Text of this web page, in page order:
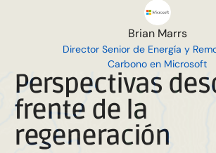
Brian Marrs
Director Senior de Energía y
Carbono en Microsoft
Perspectivas
frente de la
regeneración